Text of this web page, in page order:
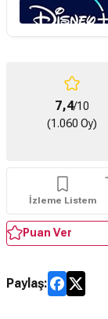
7,4/10
(1.060 Oy)
İzleme Listem
Puan Ver
Paylaş: